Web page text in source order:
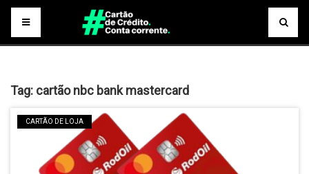
Tag: cartão nbc bank mastercard
CARTÃO DE LOJA